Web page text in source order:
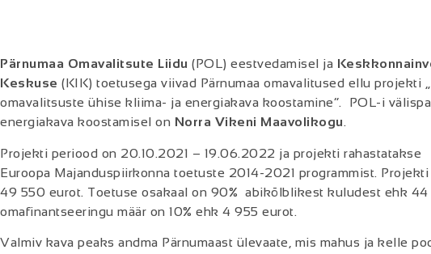
Pärnumaa Omavalitsute Liidu (POL) eestvedamisel ja
Keskuse (KIK) toetusega viivad Pärnumaa omavalitused ellu projekti
omavalitsuste ühise kliima- ja energiakava koostamine”. POL-i
energiakava koostamisel on Norra Vikeni Maavolikogu.
Projekti periood on 20.10.2021 – 19.06.2022 ja projekti rahastatakse
Euroopa Majanduspiirkonna toetuste 2014-2021 programmist.
49 550 eurot. Toetuse osakaal on 90% abikõlblikest kuludest ehk
omafinantseeringu määr on 10% ehk 4 955 eurot.
Valmiv kava peaks andma Pärnumaast ülevaate, mis mahus ja kelle